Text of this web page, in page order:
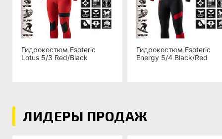
Гидрокостюм Esoteric
Lotus 5/3 Red/Black
Гидрокостюм Esoteric
Energy 5/4 Black/Red
ЛИДЕРЫ ПРОДАЖ